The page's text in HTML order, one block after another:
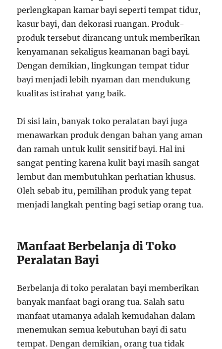
perlengkapan kamar bayi seperti tempat tidur,
kasur bayi, dan dekorasi ruangan. Produk-
produk tersebut dirancang untuk memberikan
kenyamanan sekaligus keamanan bagi bayi.
Dengan demikian, lingkungan tempat tidur
bayi menjadi lebih nyaman dan mendukung
kualitas istirahat yang baik.
Di sisi lain, banyak toko peralatan bayi juga
menawarkan produk dengan bahan yang aman
dan ramah untuk kulit sensitif bayi. Hal ini
sangat penting karena kulit bayi masih sangat
lembut dan membutuhkan perhatian khusus.
Oleh sebab itu, pemilihan produk yang tepat
menjadi langkah penting bagi setiap orang tua.
Manfaat Berbelanja di Toko
Peralatan Bayi
Berbelanja di toko peralatan bayi memberikan
banyak manfaat bagi orang tua. Salah satu
manfaat utamanya adalah kemudahan dalam
menemukan semua kebutuhan bayi di satu
tempat. Dengan demikian, orang tua tidak